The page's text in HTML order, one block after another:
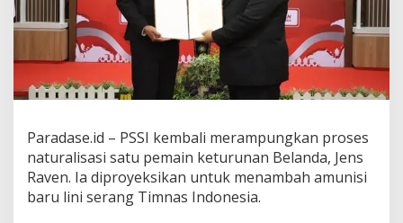
Paradase.id – PSSI kembali merampungkan proses
naturalisasi satu pemain keturunan Belanda, Jens
Raven. Ia diproyeksikan untuk menambah amunisi
baru lini serang Timnas Indonesia.